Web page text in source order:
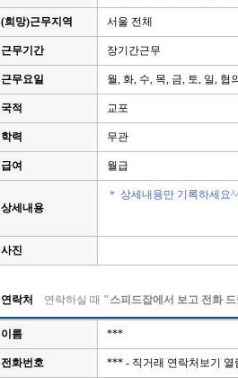
(희망)근무지역 서울 전체
근무기간 장기간근무
근무요일 월, 화, 수, 목, 금, 토, 일, 협의
국적 교포
학력 무관
급여 월급
상세내용
＊ 상세내용만 기록하세요
사진
연락처 연락하실 때 "스피드잡에서 보고 전화
이름 ***
전화번호 *** - 직거래 연락처보기 열